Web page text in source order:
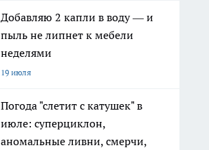
Добавляю 2 капли в воду — и
пыль не липнет к мебели
неделями
19 июля
Погода "слетит с катушек" в
июле: суперциклон,
аномальные ливни, смерчи,